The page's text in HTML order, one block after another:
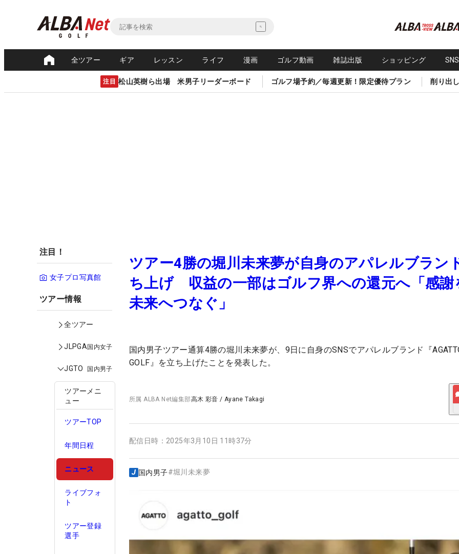
全ツアー ギア レッスン ライフ 漫画 ゴルフ動画 雑誌出版 ショッピング
注目 松山英樹ら出場 米男子リーダーボード ゴルフ場予約／毎週更新！限定優待プラン 削り出
注目！
女子プロ写真館
ツアー情報
全ツアー
JLPGA国内女子
JGTO 国内男子
ツアーメニ
ュー
ツアーTOP
年間日程
ニュース
ライブフォ
ト
ツアー登録
選手
ツアー4勝の堀川未来夢が自身のアパレルブラン
ち上げ 収益の一部はゴルフ界への還元へ「感謝
未来へつなぐ」
国内男子ツアー通算4勝の堀川未来夢が、9日に自身のSNSでアパレルブランド『
GOLF』を立ち上げたことを発表した。
所属ALBA Net編集部高木 彩音 / Ayane Takagi
配信日時： 2025年3月10日 11時37分
国内男子#堀川未来夢